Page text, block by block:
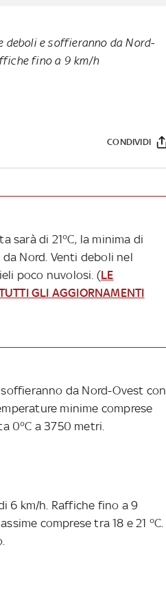
deboli e soffieranno da Nord-
fino a 9 km/h
CONDIVIDI
sarà di 21°C, la minima di
Nord. Venti deboli nel
poco nuvolosi. (LE
GLI AGGIORNAMENTI
da Nord-Ovest con
minime comprese
0°C a 3750 metri.
6 km/h. Raffiche fino a 9
comprese tra 18 e 21 °C.